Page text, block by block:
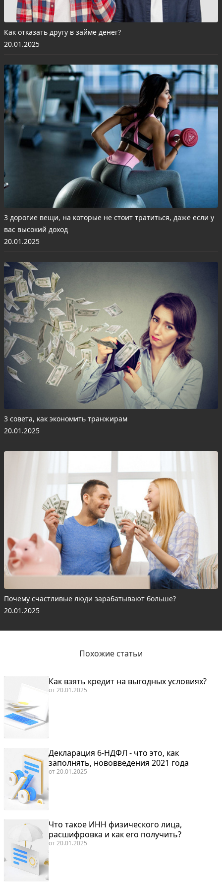
Как отказать другу в займе денег?
20.01.2025
3 дорогие вещи, на которые не стоит тратиться, даже если у
вас высокий доход
20.01.2025
3 совета, как экономить транжирам
20.01.2025
Почему счастливые люди зарабатывают больше?
20.01.2025
Похожие статьи
Как взять кредит на выгодных условиях?
от20.01.2025
Декларация 6-НДФЛ - что это, как
заполнять, нововведения 2021 года
от20.01.2025
Что такое ИНН физического лица,
расшифровка и как его получить?
от20.01.2025